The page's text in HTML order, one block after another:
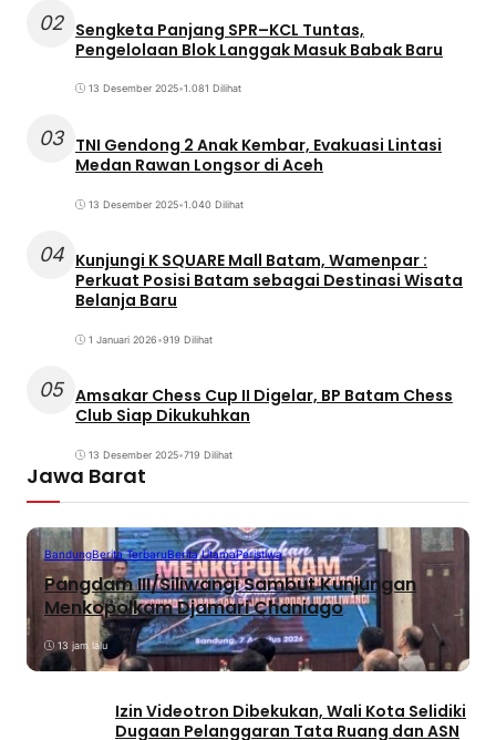
02 Sengketa Panjang SPR–KCL Tuntas,
Pengelolaan Blok Langgak Masuk Babak Baru
13 Desember 2025•1.081 Dilihat
03 TNI Gendong 2 Anak Kembar, Evakuasi Lintasi
Medan Rawan Longsor di Aceh
13 Desember 2025•1.040 Dilihat
04 Kunjungi K SQUARE Mall Batam, Wamenpar :
Perkuat Posisi Batam sebagai Destinasi Wisata
Belanja Baru
1 Januari 2026•919 Dilihat
05 Amsakar Chess Cup II Digelar, BP Batam Chess
Club Siap Dikukuhkan
13 Desember 2025•719 Dilihat
Jawa Barat
BandungBerita TerbaruBerita UtamaPeristiwa
Pangdam III/Siliwangi Sambut Kunjungan
Menkopolkam Djamari Chaniago
13 jam lalu
Izin Videotron Dibekukan, Wali Kota Selidiki
Dugaan Pelanggaran Tata Ruang dan ASN